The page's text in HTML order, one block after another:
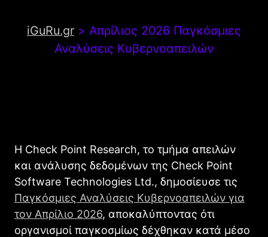
iGuRu.gr > Απρίλιος 2026 Παγκόσμιες
Αναλύσεις Κυβερνοαπειλών
Η Check Point Research, το τμήμα απειλών
και ανάλυσης δεδομένων της Check Point
Software Technologies Ltd., δημοσίευσε τις
Παγκόσμιες Αναλύσεις Κυβερνοαπειλών για
τον Απρίλιο 2026, αποκαλύπτοντας ότι
οργανισμοί παγκοσμίως δέχθηκαν κατά μέσο